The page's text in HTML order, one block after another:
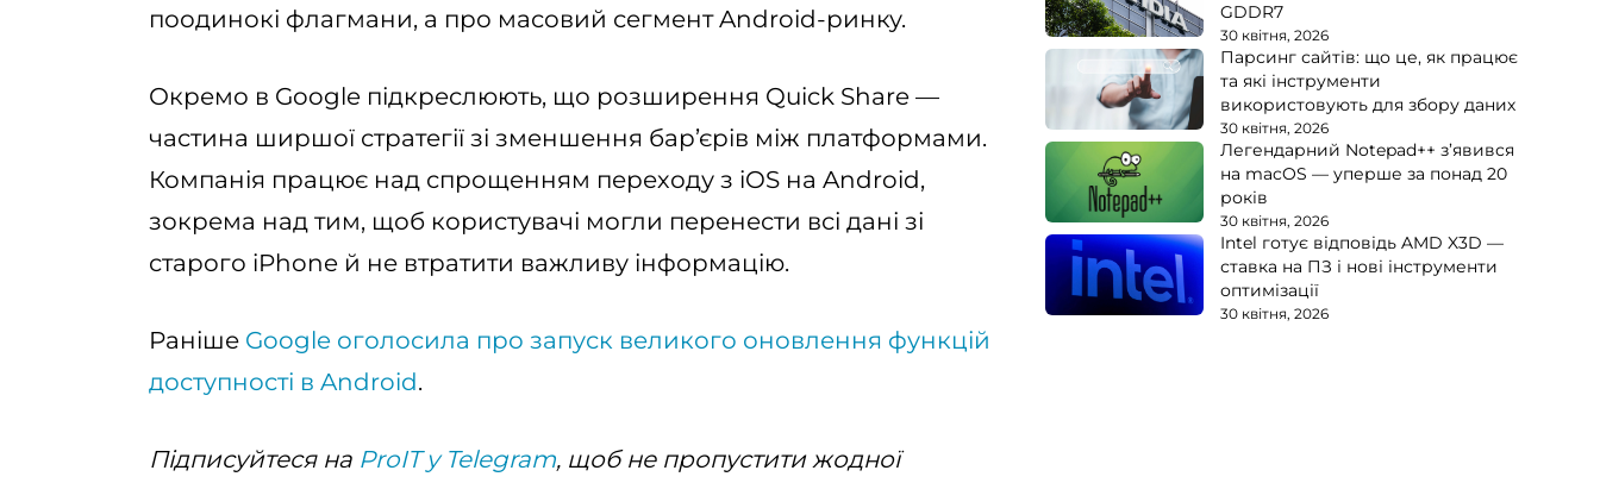
поодинокі флагмани, а про масовий сегмент Android-ринку.
Окремо в Google підкреслюють, що розширення Quick Share —
частина ширшої стратегії зі зменшення бар’єрів між платформами.
Компанія працює над спрощенням переходу з iOS на Android,
зокрема над тим, щоб користувачі могли перенести всі дані зі
старого iPhone й не втратити важливу інформацію.
Раніше Google оголосила про запуск великого оновлення функцій
доступності в Android.
Підписуйтеся на ProIT у Telegram, щоб не пропустити жодної
GDDR7
30 квітня, 2026
Парсинг сайтів: що це, як працює
та які інструменти
використовують для збору даних
30 квітня, 2026
Легендарний Notepad++ з’явився
на macOS — уперше за понад 20
років
30 квітня, 2026
Intel готує відповідь AMD X3D —
ставка на ПЗ і нові інструменти
оптимізації
30 квітня, 2026